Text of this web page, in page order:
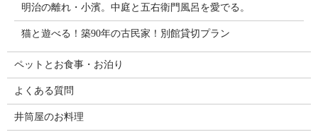
明治の離れ・小濱。中庭と五右衛門風呂を愛でる。
猫と遊べる！築90年の古民家！別館貸切プラン
ペットとお食事・お泊り
よくある質問
井筒屋のお料理